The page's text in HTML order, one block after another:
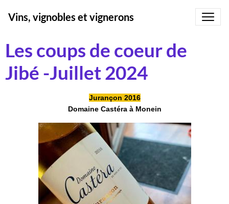
Vins, vignobles et vignerons
Les coups de coeur de
Jibé -Juillet 2024
Jurançon 2016
Domaine Castéra à Monein